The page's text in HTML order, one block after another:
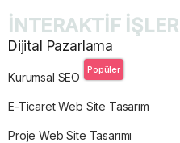
İNTERAKTİF İŞLER
Dijital Pazarlama
Kurumsal SEO
Popüler
E-Ticaret Web Site Tasarım
Proje Web Site Tasarımı